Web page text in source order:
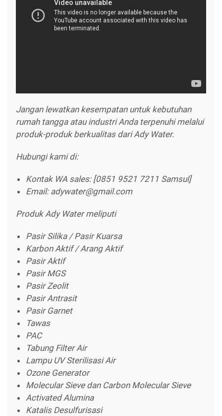
Jangan lewatkan kesempatan untuk kebutuhan
rumah tangga atau industri Anda terpenuhi melalui
produk-produk berkualitas dari Ady Water.
Hubungi kami di:
Kontak WA sales: [0851 9521 7211 Samsul]
Email: adywater@gmail.com
Produk Ady Water meliputi
Pasir Silika / Pasir Kuarsa
Karbon Aktif / Arang Aktif
Pasir Aktif
Pasir MGS
Pasir Zeolit
Pasir Antrasit
Pasir Garnet
Tawas
PAC
Tabung Filter Air
Lampu UV Sterilisasi Air
Ozone Generator
Molecular Sieve dan Carbon Molecular Sieve
Activated Alumina
Katalis Desulfurisasi